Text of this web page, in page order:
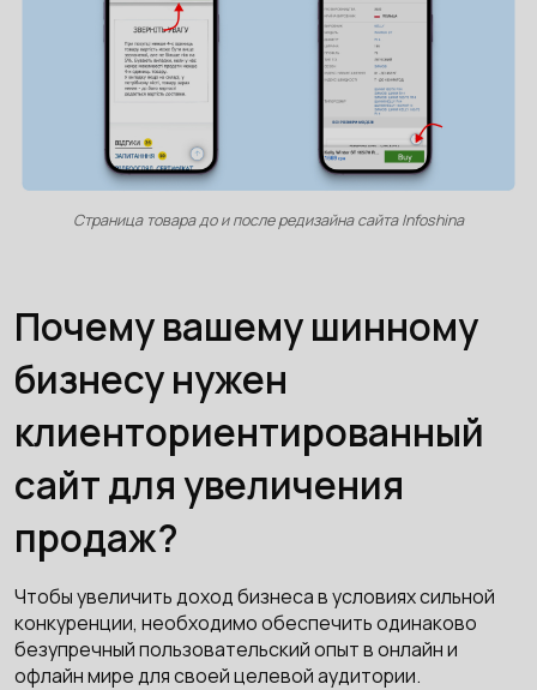
Страница товара до и после редизайна сайта Infoshina
Почему вашему шинному
бизнесу нужен
клиенториентированный
сайт для увеличения
продаж?
Чтобы увеличить доход бизнеса в условиях сильной
конкуренции, необходимо обеспечить одинаково
безупречный пользовательский опыт в онлайн и
офлайн мире для своей целевой аудитории.